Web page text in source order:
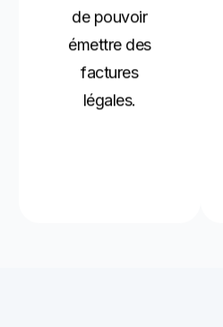
de pouvoir
émettre des
factures
légales.